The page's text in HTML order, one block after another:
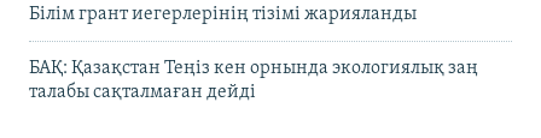
Білім грант иегерлерінің тізімі жарияланды
БАҚ: Қазақстан Теңіз кен орнында экологиялық заң
талабы сақталмаған дейді